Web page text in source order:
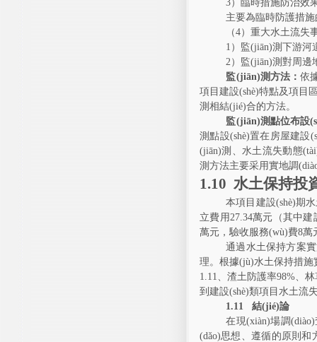
3）臨時措施防治效
主要為臨時防護措施
（4）重大水土流失
1 ）監(jiān)測下游河
2 ）監(jiān)測對周邊
監(jiān)測方法：依
項目建設(shè)特點及項目區
測相結(jié)合的方法。
監(jiān)測點位布設
測點設(shè)置在房屋建設
(jiān)測、水土流失動態
測方法主要采用實地調(diào)
1.10 水土保持投
本項目建設(shè)期
立費用 27.34萬元（其中建
萬元 ， 驗收服務(wù)費8萬
通過水土保持方案
理。根據(jù)水土保持措施
1. 11 、渣土防護率98% 
到建設(shè)類項目水土流失
1.11
結(jié)論
在現(xiàn)場調(diào)
(dǎo)思想、遵循的原